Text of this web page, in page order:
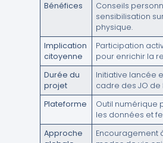
Bénéfices
Conseils
sensibilisation
physique.
Implication
citoyenne
Participation
pour enrichir la
Durée du
projet
Initiative lancée
cadre des JO de
Plateforme
Outil numérique
les données et
Approche
Encouragement